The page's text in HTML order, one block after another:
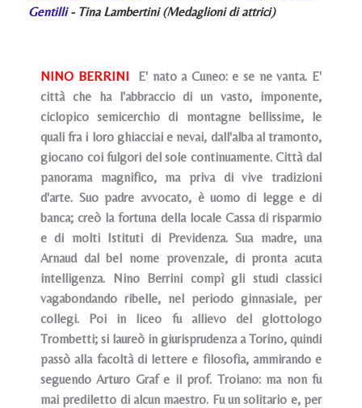
Gentilli- Tina Lambertini (Medaglioni di attrici)
NINO BERRINI
E' nato a Cuneo: e se ne vanta. E'
città che ha l'abbraccio di un vasto, imponente,
ciclopico semicerchio di montagne bellissime, le
quali fra i loro ghiacciai e nevai, dall'alba al tramonto,
giocano coi fulgori del sole continuamente. Città dal
panorama magnifico, ma priva di vive tradizioni
d'arte. Suo padre avvocato, è uomo di legge e di
banca; creò la fortuna della locale Cassa di risparmio
e di molti Istituti di Previdenza. Sua madre, una
Arnaud dal bel nome provenzale, di pronta acuta
intelligenza. Nino Berrini compì gli studi classici
vagabondando ribelle, nel periodo ginnasiale, per
collegi. Poi in liceo fu allievo del glottologo
Trombetti; si laureò in giurisprudenza a Torino, quindi
passò alla facoltà di lettere e filosofia, ammirando e
seguendo Arturo Graf e il prof. Troiano: ma non fu
mai prediletto di alcun maestro. Fu un solitario e, per